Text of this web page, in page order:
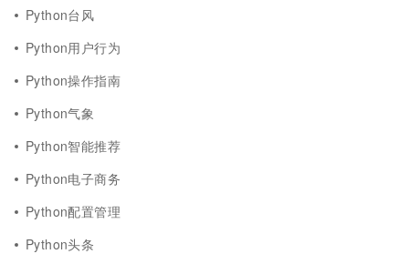
Python台风
Python用户行为
Python操作指南
Python气象
Python智能推荐
Python电子商务
Python配置管理
Python头条